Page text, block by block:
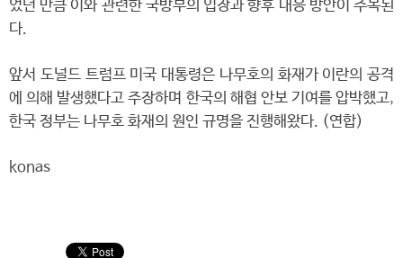
었던 만큼 이와 관련한 국방부의 입장과 향후 대응 방안이 주목된
다.
앞서 도널드 트럼프 미국 대통령은 나무호의 화재가 이란의 공격
에 의해 발생했다고 주장하며 한국의 해협 안보 기여를 압박했고,
한국 정부는 나무호 화재의 원인 규명을 진행해왔다. (연합)
konas